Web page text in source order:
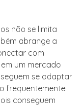
não se limita
abrange a
com
um mercado
se adaptar
frequentemente
conseguem